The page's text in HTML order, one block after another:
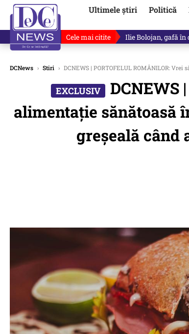
Ultimele știri Politică
Cele mai citite Premierul demis
DCNews › Stiri › DCNEWS | PORTOFELUL ROMÂNILOR:
DCNEWS
alimentație sănătoasă
greșeală când